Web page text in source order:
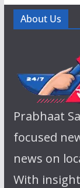
About Us
Prabhaat
focused
news on
With